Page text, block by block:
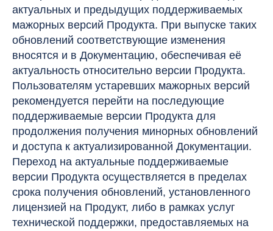
актуальных и предыдущих поддерживаемых
мажорных версий Продукта. При выпуске таких
обновлений соответствующие изменения
вносятся и в Документацию, обеспечивая её
актуальность относительно версии Продукта.
Пользователям устаревших мажорных версий
рекомендуется перейти на последующие
поддерживаемые версии Продукта для
продолжения получения минорных обновлений
и доступа к актуализированной Документации.
Переход на актуальные поддерживаемые
версии Продукта осуществляется в пределах
срока получения обновлений, установленного
лицензией на Продукт, либо в рамках услуг
технической поддержки, предоставляемых на